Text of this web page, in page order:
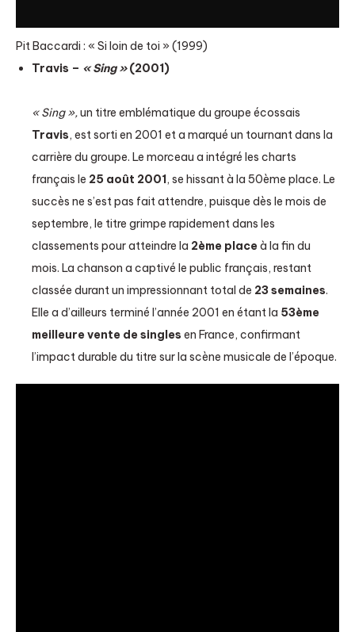
Pit Baccardi : « Si loin de toi » (1999)
Travis – « Sing »(2001)
« Sing »,un titre emblématique du groupe écossais
Travis, est sorti en 2001 et a marqué un tournant dans la
carrière du groupe. Le morceau a intégré les charts
français le 25 août 2001, se hissant à la 50ème place. Le
succès ne s’est pas fait attendre, puisque dès le mois de
septembre, le titre grimpe rapidement dans les
classements pour atteindre la 2ème placeà la fin du
mois. La chanson a captivé le public français, restant
classée durant un impressionnant total de 23 semaines.
Elle a d’ailleurs terminé l’année 2001 en étant la 53ème
meilleure vente de singles en France, confirmant
l’impact durable du titre sur la scène musicale de l’époque.